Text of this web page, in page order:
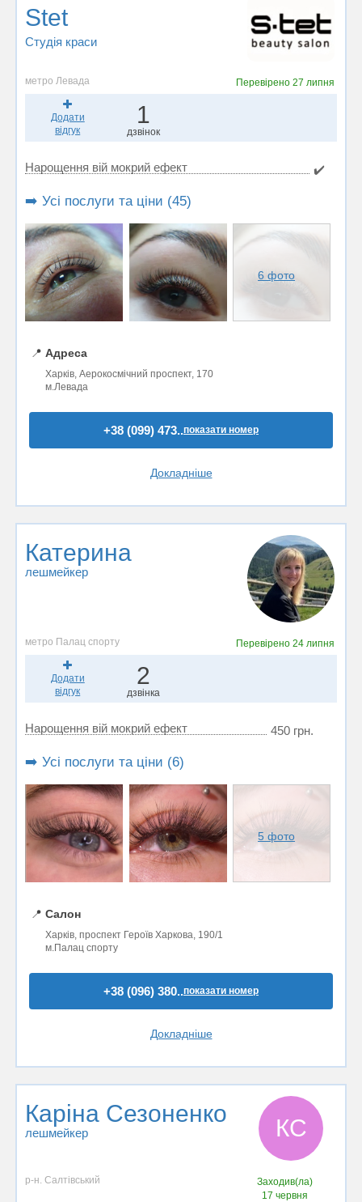
Stet
Студія краси
метро Левада Перевірено 27 липня
Додати
відгук
1
дзвінок
Нарощення вій мокрий ефект ✔️
➡️ Усі послуги та ціни (45)
6 фото
📍 Адреса
Харків, Аерокосмічний проспект, 170
м.Левада
+38 (099) 473..показати номер
Докладніше
Катерина
лешмейкер
метро Палац спорту Перевірено 24 липня
Додати
відгук
2
дзвінка
Нарощення вій мокрий ефект 450 грн.
➡️ Усі послуги та ціни (6)
5 фото
📍 Салон
Харків, проспект Героїв Харкова, 190/1
м.Палац спорту
+38 (096) 380..показати номер
Докладніше
Каріна Сезоненко
лешмейкер КС
р-н. Салтівський
Заходив(ла)
17 червня